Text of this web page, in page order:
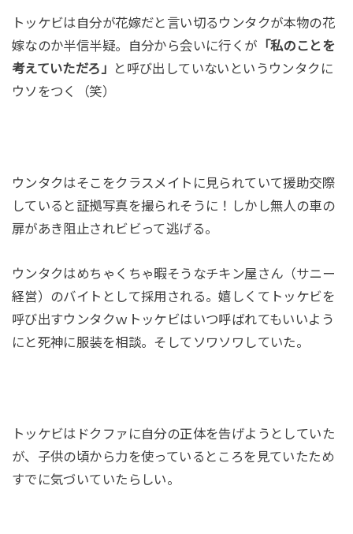
トッケビは自分が花嫁だと言い切るウンタクが本物の花
嫁なのか半信半疑。自分から会いに行くが 「私のことを
考えていただろ」
と呼び出していないというウンタクに
ウソをつく（笑）
ウンタクはそこをクラスメイトに見られていて援助交際
していると証拠写真を撮られそうに！しかし無人の車の
扉があき阻止されビビって逃げる。
ウンタクはめちゃくちゃ暇そうなチキン屋さん（サニー
経営）のバイトとして採用される。嬉しくてトッケビを
呼び出すウンタクｗトッケビはいつ呼ばれてもいいよう
にと死神に服装を相談。そしてソワソワしていた。
トッケビはドクファに自分の正体を告げようとしていた
が、子供の頃から力を使っているところを見ていたため
すでに気づいていたらしい。